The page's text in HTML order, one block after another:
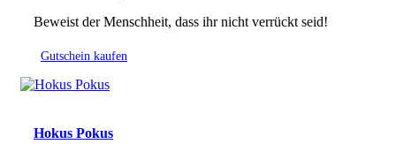
Beweist der Menschheit, dass ihr nicht verrückt seid!
Gutschein kaufen
Hokus Pokus